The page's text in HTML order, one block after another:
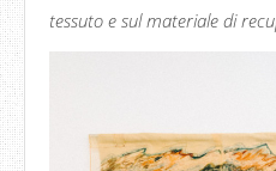
tessuto e sul materiale di